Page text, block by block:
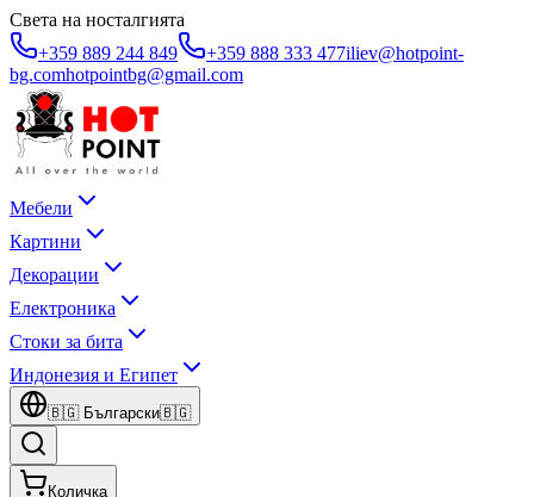
Света на носталгията
+359 889 244 849
+359 888 333 477iliev@hotpoint-
bg.comhotpointbg@gmail.com
Мебели
Картини
Декорации
Електроника
Стоки за бита
Индонезия и Египет
🇧🇬 Български🇧🇬
Количка